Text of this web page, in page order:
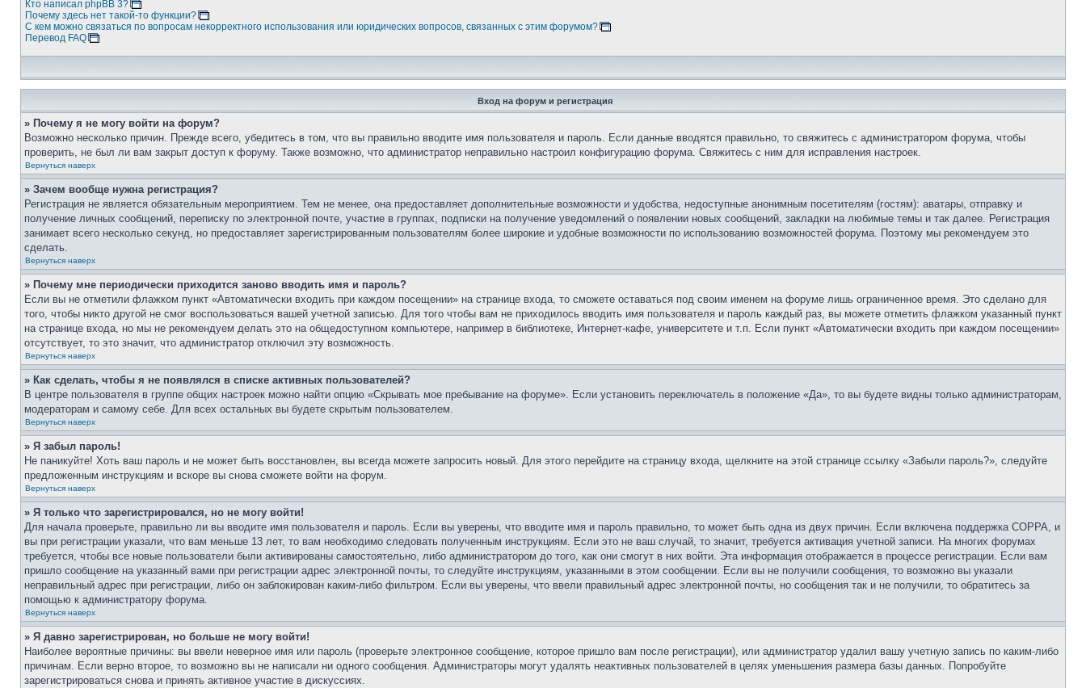
Кто написал phpBB 3?
Почему здесь нет такой-то функции?
С кем можно связаться по вопросам некорректного использования или юридических вопросов, связанных с этим форумом?
Перевод FAQ
Вход на форум и регистрация
» Почему я не могу войти на форум?
Возможно несколько причин. Прежде всего, убедитесь в том, что вы правильно вводите имя пользователя и пароль. Если данные вводятся правильно, то свяжитесь с администратором форума, чтобы
проверить, не был ли вам закрыт доступ к форуму. Также возможно, что администратор неправильно настроил конфигурацию форума. Свяжитесь с ним для исправления настроек.
Вернуться наверх
» Зачем вообще нужна регистрация?
Регистрация не является обязательным мероприятием. Тем не менее, она предоставляет дополнительные возможности и удобства, недоступные анонимным посетителям (гостям): аватары, отправку и
получение личных сообщений, переписку по электронной почте, участие в группах, подписки на получение уведомлений о появлении новых сообщений, закладки на любимые темы и так далее. Регистрация
занимает всего несколько секунд, но предоставляет зарегистрированным пользователям более широкие и удобные возможности по использованию возможностей форума. Поэтому мы рекомендуем это
сделать.
Вернуться наверх
» Почему мне периодически приходится заново вводить имя и пароль?
Если вы не отметили флажком пункт «Автоматически входить при каждом посещении» на странице входа, то сможете оставаться под своим именем на форуме лишь ограниченное время. Это сделано для
того, чтобы никто другой не смог воспользоваться вашей учетной записью. Для того чтобы вам не приходилось вводить имя пользователя и пароль каждый раз, вы можете отметить флажком указанный пункт
на странице входа, но мы не рекомендуем делать это на общедоступном компьютере, например в библиотеке, Интернет-кафе, университете и т.п. Если пункт «Автоматически входить при каждом посещении»
отсутствует, то это значит, что администратор отключил эту возможность.
Вернуться наверх
» Как сделать, чтобы я не появлялся в списке активных пользователей?
В центре пользователя в группе общих настроек можно найти опцию «Скрывать мое пребывание на форуме». Если установить переключатель в положение «Да», то вы будете видны только администраторам,
модераторам и самому себе. Для всех остальных вы будете скрытым пользователем.
Вернуться наверх
» Я забыл пароль!
Не паникуйте! Хоть ваш пароль и не может быть восстановлен, вы всегда можете запросить новый. Для этого перейдите на страницу входа, щелкните на этой странице ссылку «Забыли пароль?», следуйте
предложенным инструкциям и вскоре вы снова сможете войти на форум.
Вернуться наверх
» Я только что зарегистрировался, но не могу войти!
Для начала проверьте, правильно ли вы вводите имя пользователя и пароль. Если вы уверены, что вводите имя и пароль правильно, то может быть одна из двух причин. Если включена поддержка COPPA, и
вы при регистрации указали, что вам меньше 13 лет, то вам необходимо следовать полученным инструкциям. Если это не ваш случай, то значит, требуется активация учетной записи. На многих форумах
требуется, чтобы все новые пользователи были активированы самостоятельно, либо администратором до того, как они смогут в них войти. Эта информация отображается в процессе регистрации. Если вам
пришло сообщение на указанный вами при регистрации адрес электронной почты, то следуйте инструкциям, указанными в этом сообщении. Если вы не получили сообщения, то возможно вы указали
неправильный адрес при регистрации, либо он заблокирован каким-либо фильтром. Если вы уверены, что ввели правильный адрес электронной почты, но сообщения так и не получили, то обратитесь за
помощью к администратору форума.
Вернуться наверх
» Я давно зарегистрирован, но больше не могу войти!
Наиболее вероятные причины: вы ввели неверное имя или пароль (проверьте электронное сообщение, которое пришло вам после регистрации), или администратор удалил вашу учетную запись по каким-либо
причинам. Если верно второе, то возможно вы не написали ни одного сообщения. Администраторы могут удалять неактивных пользователей в целях уменьшения размера базы данных. Попробуйте
зарегистрироваться снова и принять активное участие в дискуссиях.